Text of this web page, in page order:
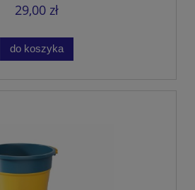
29,00 zł
do koszyka